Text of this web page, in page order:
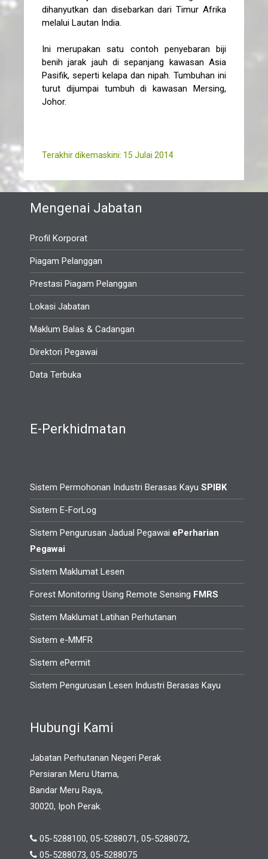
dihanyutkan dan disebarkan dari Timur Afrika
melalui Lautan India.
Ini merupakan satu contoh penyebaran biji
benih jarak jauh di sepanjang kawasan Asia
Pasifik, seperti kelapa dan nipah. Tumbuhan ini
turut dijumpai tumbuh di kawasan Mersing,
Johor.
Terakhir dikemaskini: 15 Julai 2014
Mengenai Jabatan
Profil Korporat
Piagam Pelanggan
Prestasi Piagam Pelanggan
Lokasi Jabatan
Maklum Balas & Cadangan
Direktori Pegawai
Data Terbuka
E-Perkhidmatan
Sistem Permohonan Industri Berasas Kayu SPIBK
Sistem E-ForLog
Sistem Pengurusan Jadual Pegawai ePerharian
Pegawai
Sistem Maklumat Lesen
Forest Monitoring Using Remote Sensing FMRS
Sistem Maklumat Latihan Perhutanan
Sistem e-MMFR
Sistem ePermit
Sistem Pengurusan Lesen Industri Berasas Kayu
Hubungi Kami
Jabatan Perhutanan Negeri Perak
Persiaran Meru Utama,
Bandar Meru Raya,
30020, Ipoh Perak.
05-5288100, 05-5288071, 05-5288072,
05-5288073, 05-5288075